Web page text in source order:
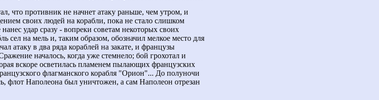
что противник не начнет атаку раньше, чем утром, и
своих людей на корабли, пока не стало слишком
удар сразу - вопреки советам некоторых своих
сел на мель и, таким образом, обозначил мелкое место для
атаку в два ряда кораблей на закате, и французы
началось, когда уже стемнело; бой грохотал и
вскоре осветилась пламенем пылающих французских
флагманского корабля "Орион"... До полуночи
флот Наполеона был уничтожен, а сам Наполеон отрезан